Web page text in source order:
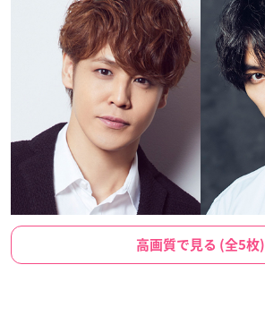
高画質で見る (全5枚)